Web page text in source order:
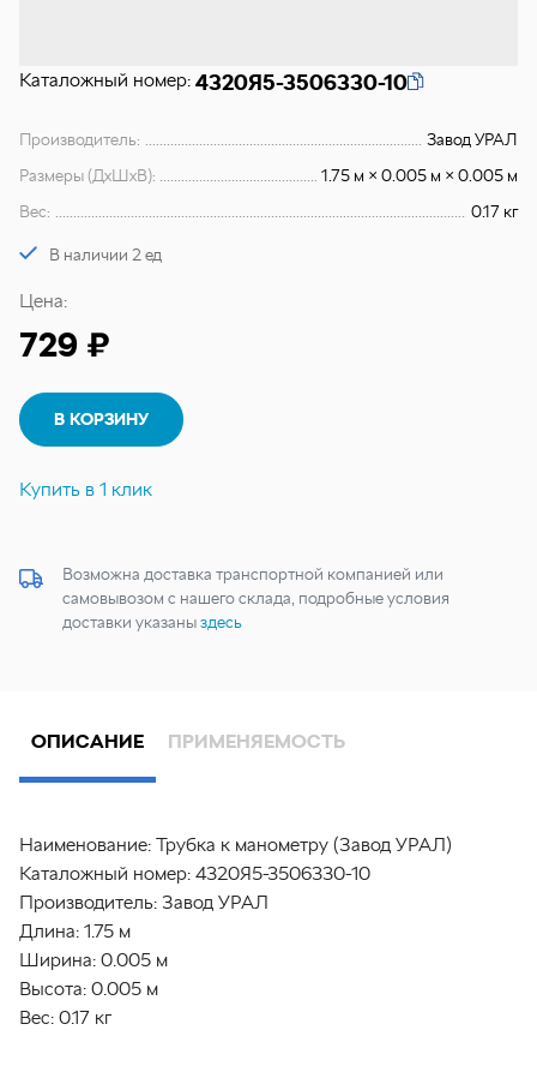
Каталожный номер: 4320Я5-3506330-10
Производитель:
Завод УРАЛ
Размеры (ДхШхВ):
1.75 м × 0.005 м × 0.005 м
Вес:
0.17 кг
В наличии 2 ед
Цена:
729 ₽
В КОРЗИНУ
Купить в 1 клик
Возможна доставка транспортной компанией или
самовывозом с нашего склада, подробные условия
доставки указаныздесь
ОПИСАНИЕ ПРИМЕНЯЕМОСТЬ
Наименование: Трубка к манометру (Завод УРАЛ)
Каталожный номер: 4320Я5-3506330-10
Производитель: Завод УРАЛ
Длина: 1.75 м
Ширина: 0.005 м
Высота: 0.005 м
Вес: 0.17 кг